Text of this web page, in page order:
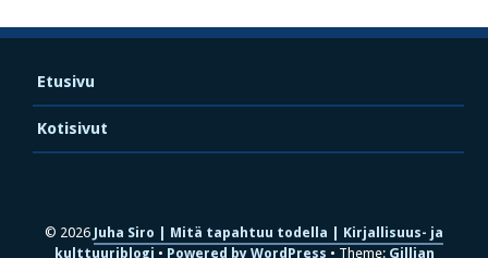
Etusivu
Kotisivut
© 2026 Juha Siro | Mitä tapahtuu todella | Kirjallisuus- ja
kulttuuriblogi
Powered by WordPress Theme: Gillian